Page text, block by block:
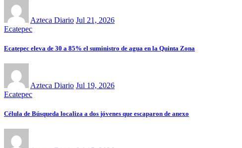
Azteca Diario Jul 21, 2026
Ecatepec
Ecatepec eleva de 30 a 85% el suministro de agua en la Quinta Zona
Azteca Diario Jul 19, 2026
Ecatepec
Célula de Búsqueda localiza a dos jóvenes que escaparon de anexo